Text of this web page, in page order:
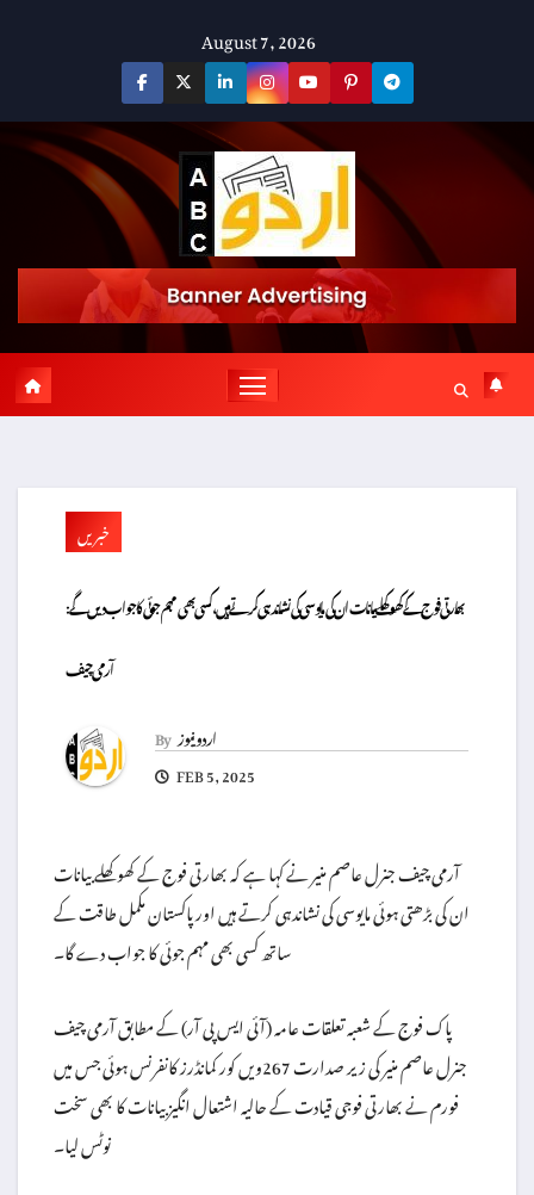
August 7, 2026
خبریں
بھارتی فوج کے کھوکھلے بیانات ان کی مایوسی کی نشاندہی کرتے ہیں، کسی بھی مہم جوئی کا جواب دیں گے:
آرمی چیف
Byاردو نیوز
FEB 5, 2025
آرمی چیف جنرل عاصم منیر نے کہا ہے کہ بھارتی فوج کے کھوکھلے بیانات
ان کی بڑھتی ہوئی مایوسی کی نشاندہی کرتے ہیں اور پاکستان مکمل طاقت کے
ساتھ کسی بھی مہم جوئی کا جواب دے گا۔
پاک فوج کے شعبہ تعلقات عامہ (آئی ایس پی آر) کے مطابق آرمی چیف
جنرل عاصم منیر کی زیر صدارت 267ویں کور کمانڈرز کانفرنس ہوئی جس میں
فورم نے بھارتی فوجی قیادت کے حالیہ اشتعال انگیز بیانات کا بھی سخت
نوٹس لیا۔